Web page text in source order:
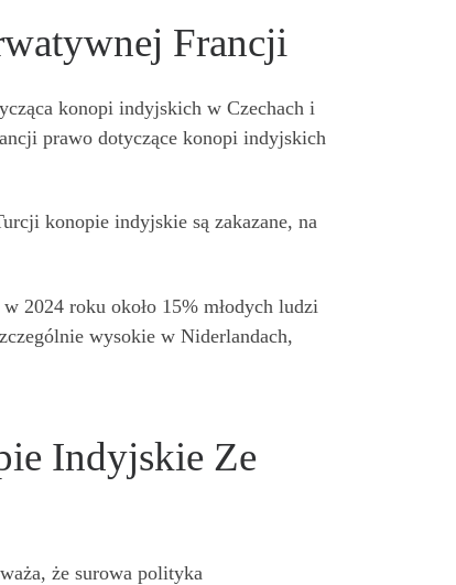
Francji
konopi indyjskich w Czechach i
prawo dotyczące konopi indyjskich
konopie indyjskie są zakazane, na
2024 roku około 15% młodych ludzi
wysokie w Niderlandach,
Indyjskie Ze
że surowa polityka